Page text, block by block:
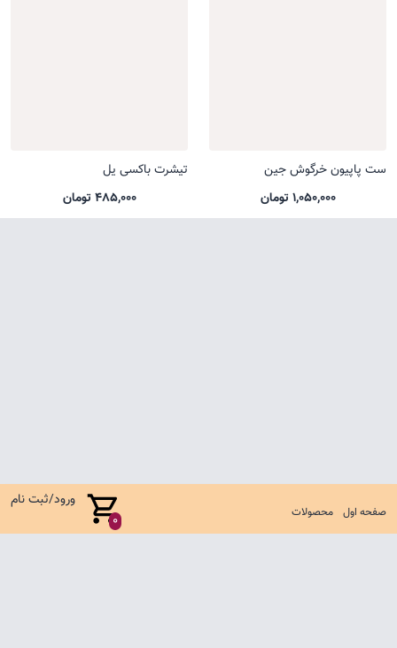
صفحه اول محصولات 0
ورود/ثبت نام
ست پاپیون خرگوش جین
1,050,000 تومان
تیشرت باکسی یل
485,000 تومان